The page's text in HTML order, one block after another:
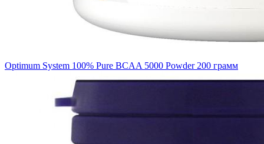
Optimum System 100% Pure BCAA 5000 Powder 200 грамм